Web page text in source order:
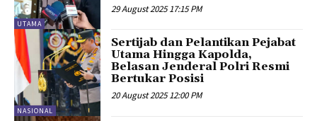
UTAMA
29 August 2025 17:15 PM
NASIONAL
Sertijab dan Pelantikan Pejabat
Utama Hingga Kapolda,
Belasan Jenderal Polri Resmi
Bertukar Posisi
20 August 2025 12:00 PM